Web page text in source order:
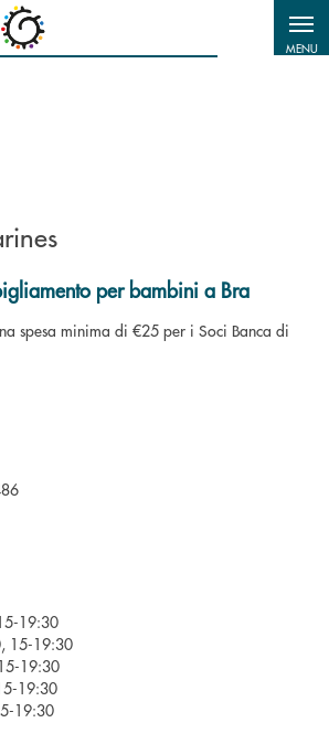
MENU
per bambini a Bra
spesa minima di €25 per i Soci Banca di
19:30
15-19:30
19:30
19:30
19:30